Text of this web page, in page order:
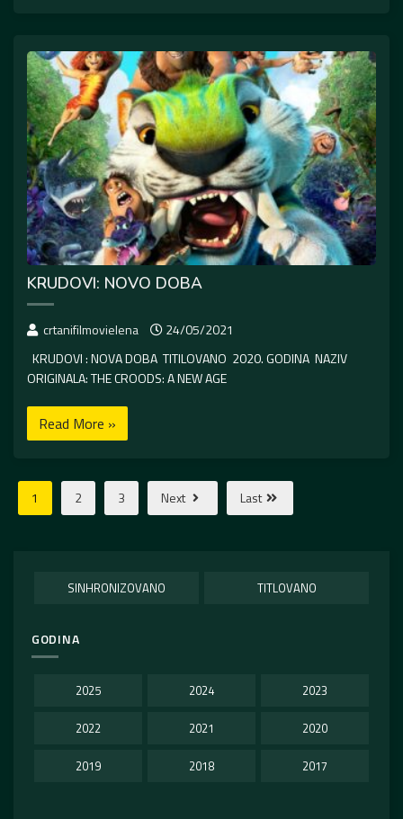
KRUDOVI: NOVO DOBA
crtanifilmovielena
24/05/2021
KRUDOVI : NOVA DOBA TITILOVANO 2020. GODINA NAZIV
ORIGINALA: THE CROODS: A NEW AGE
Read More »
1 2 3 Next Last
SINHRONIZOVANO TITLOVANO
GODINA
2025 2024 2023
2022 2021 2020
2019 2018 2017